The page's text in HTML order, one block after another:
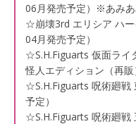
06月発売予定）※あみ
☆崩壊3rd エリシア ハ
04月発売予定）
☆S.H.Figuarts 仮面ライ
怪人エディション（再販
☆S.H.Figuarts 呪術廻戦
予定）
☆S.H.Figuarts 呪術廻戦